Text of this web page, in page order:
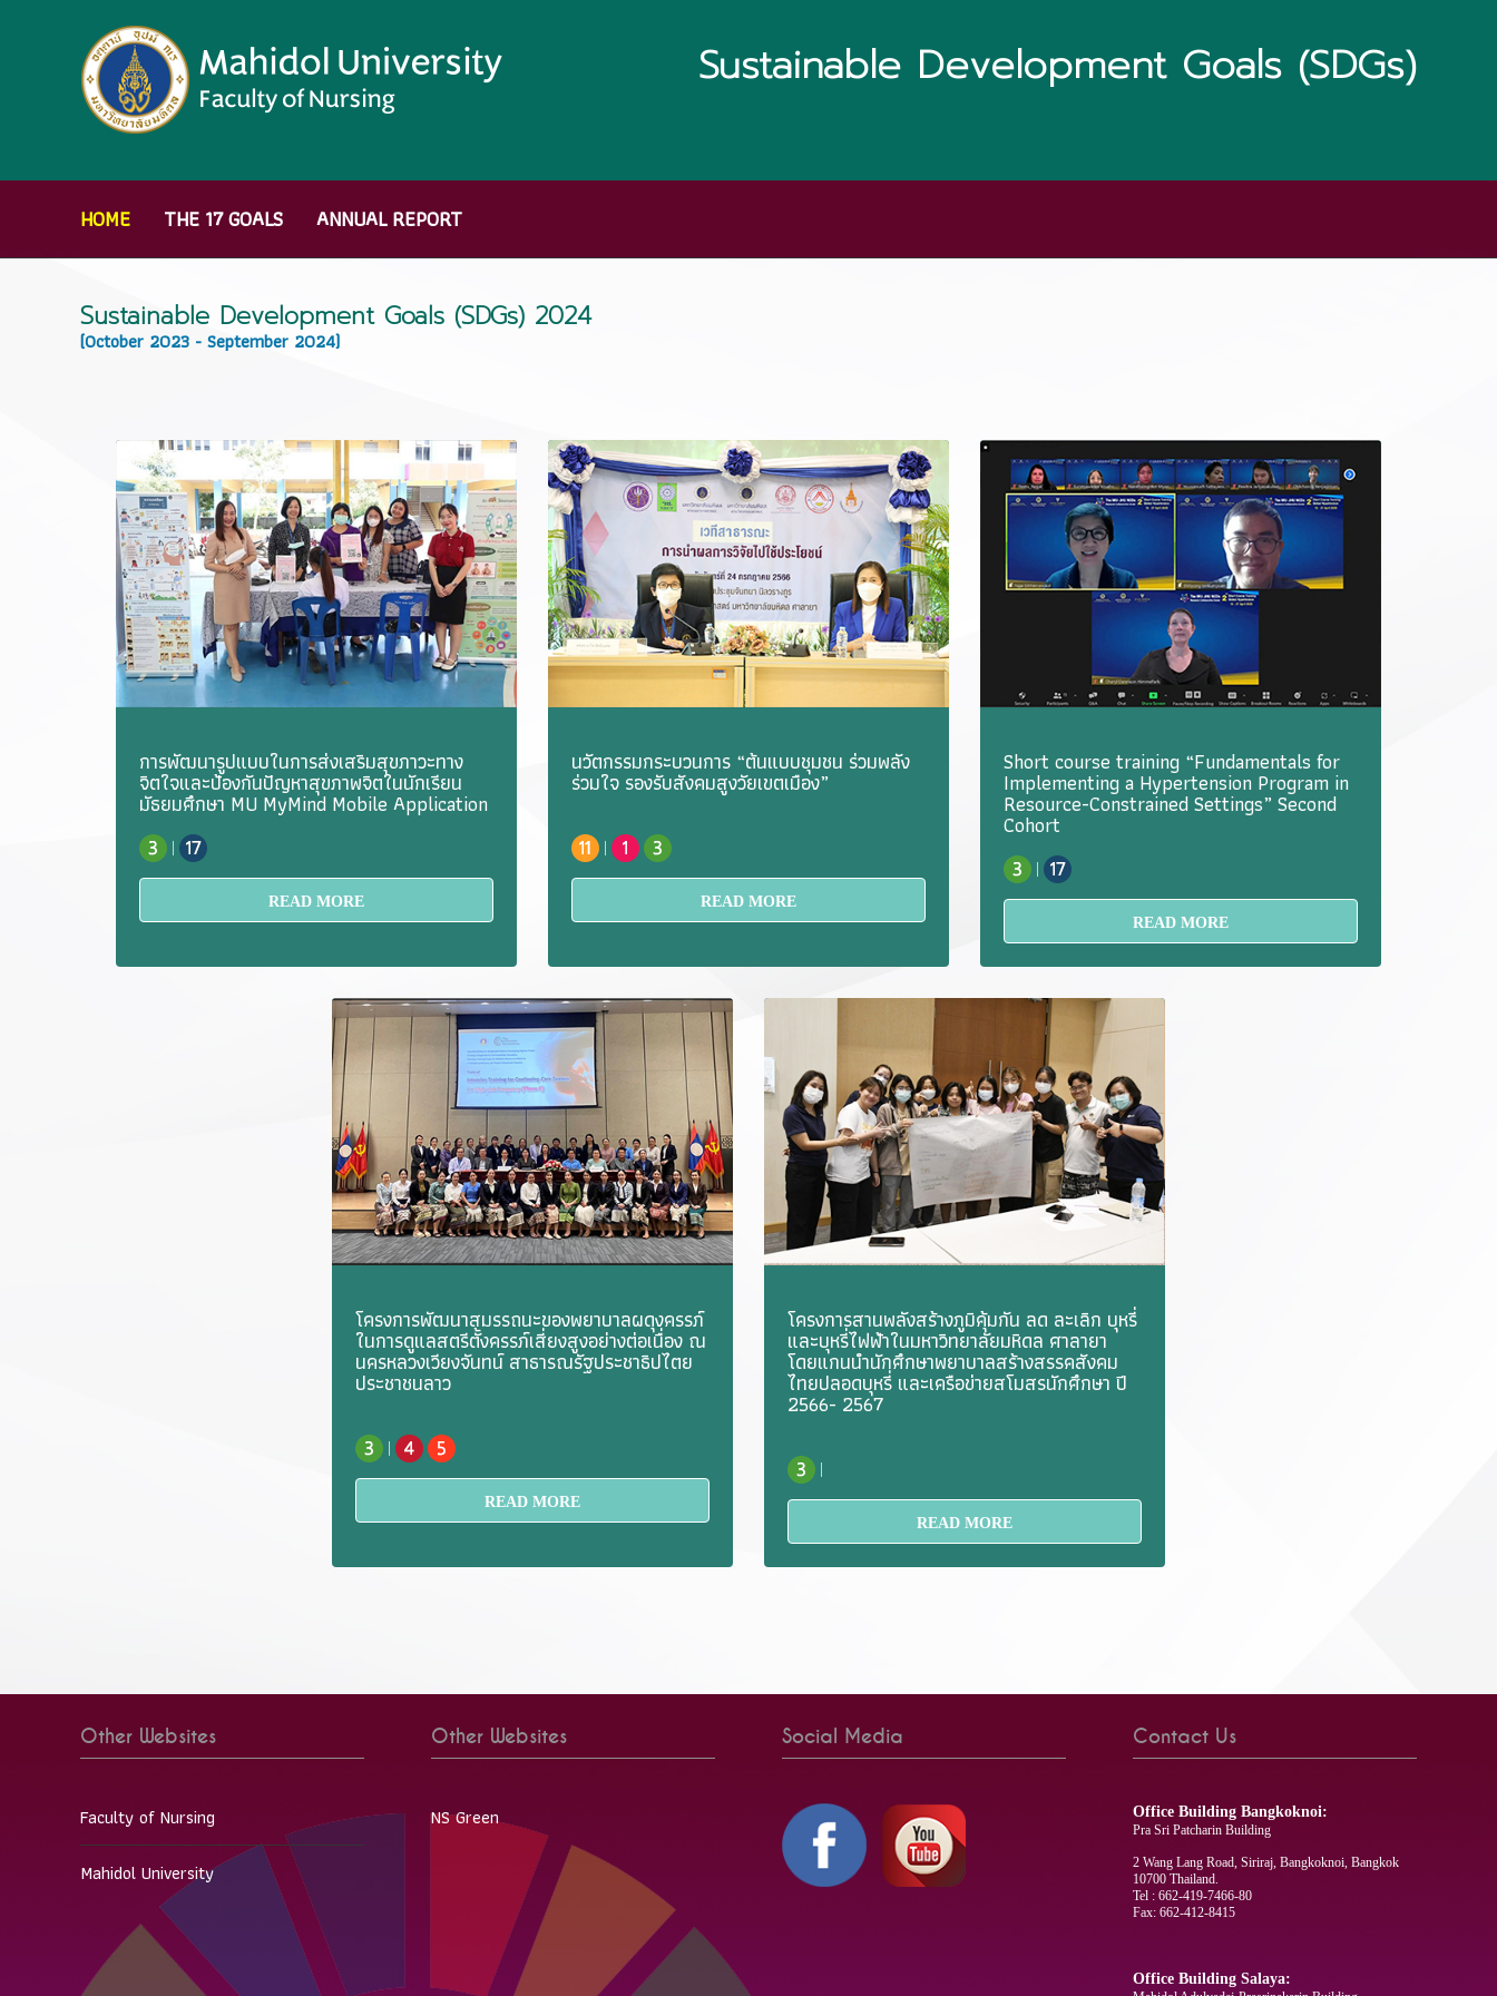
Sustainable Development Goals (SDGs)
HOME THE 17 GOALS ANNUAL REPORT
Sustainable Development Goals (SDGs) 2024
(October 2023 - September 2024)
การพัฒนารูปแบบในการส่งเสริมสุขภาวะทาง
จิตใจและป้องกันปัญหาสุขภาพจิตในนักเรียน
มัธยมศึกษา MU MyMind Mobile Application
|
READ MORE
นวัตกรรมกระบวนการ “ต้นแบบชุมชน ร่วมพลัง
ร่วมใจ รองรับสังคมสูงวัยเขตเมือง”
|
READ MORE
Short course training “Fundamentals for
Implementing a Hypertension Program in
Resource-Constrained Settings” Second
Cohort
|
READ MORE
โครงการพัฒนาสมรรถนะของพยาบาลผดุงครรภ์
ในการดูแลสตรีตั้งครรภ์เสี่ยงสูงอย่างต่อเนื่อง ณ
นครหลวงเวียงจันทน์ สาธารณรัฐประชาธิปไตย
ประชาชนลาว
|
READ MORE
โครงการสานพลังสร้างภูมิคุ้มกัน ลด ละเลิก บุหรี่
และบุหรี่ไฟฟ้าในมหาวิทยาลัยมหิดล ศาลายา
โดยแกนนำนักศึกษาพยาบาลสร้างสรรคสังคม
ไทยปลอดบุหรี่ และเครือข่ายสโมสรนักศึกษา ปี
2566- 2567
|
READ MORE
Other Websites
Faculty of Nursing
Mahidol University
Other Websites
NS Green
Social Media Contact Us
Office Building Bangkoknoi:
Pra Sri Patcharin Building
2 Wang Lang Road, Siriraj, Bangkoknoi, Bangkok
10700 Thailand.
Tel : 662-419-7466-80
Fax: 662-412-8415
Office Building Salaya: